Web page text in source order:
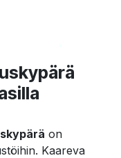
on
Kaareva